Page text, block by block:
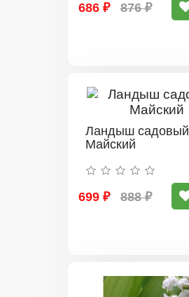
686 ₽ 876 ₽
Ландыш садовый
Майский
699 ₽ 888 ₽